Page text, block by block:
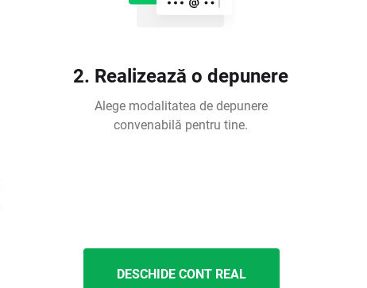
2. Realizează o depunere
Alege modalitatea de depunere
convenabilă pentru tine.
DESCHIDE CONT REAL